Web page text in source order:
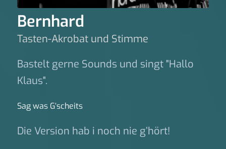
Bernhard
Tasten-Akrobat und Stimme
Bastelt gerne Sounds und singt "Hallo
Klaus".
Sag was G‘scheits
Die Version hab i noch nie g’hört!